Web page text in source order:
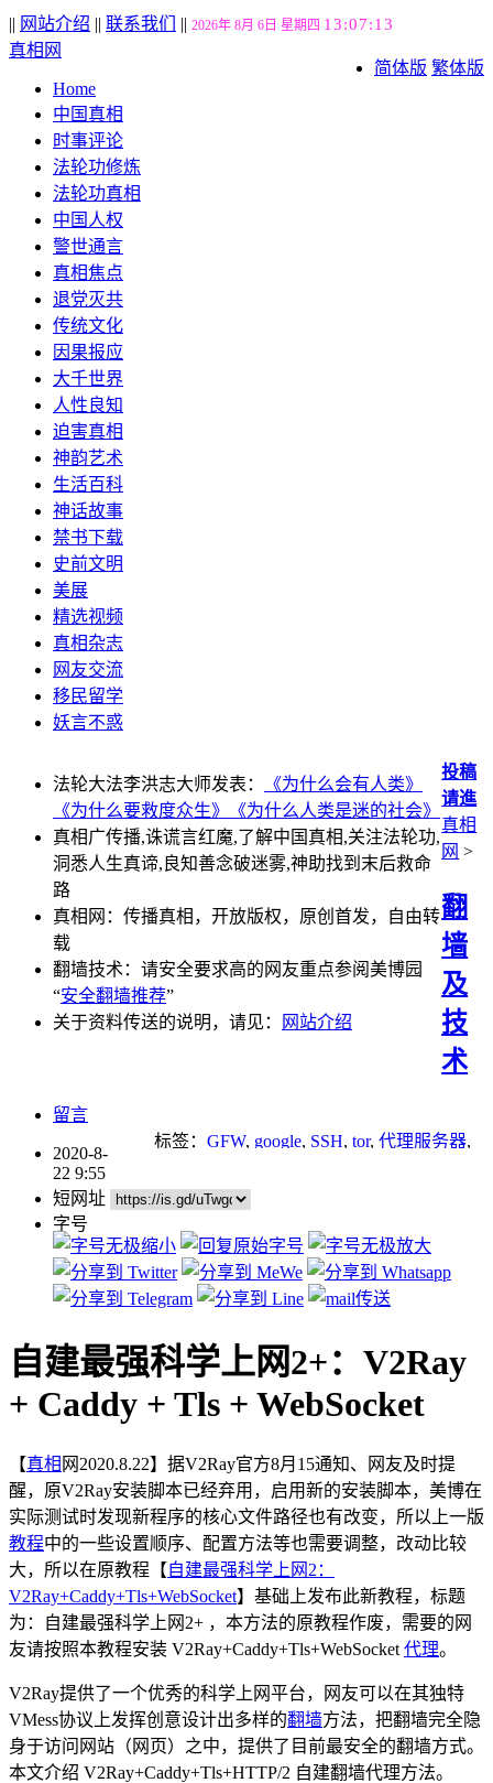
|| 网站介绍 || 联系我们 || 2026年 8月 6日 星期四 13:07:14
简体版 繁体版
真相网
Home
中国真相
时事评论
法轮功修炼
法轮功真相
中国人权
警世通言
真相焦点
退党灭共
传统文化
因果报应
大千世界
人性良知
迫害真相
神韵艺术
生活百科
神话故事
禁书下载
史前文明
美展
精选视频
真相杂志
网友交流
移民留学
妖言不惑
法轮大法李洪志大师发表：
《为什么会有人类》
《为什么要救度众生》
《为什么人类是迷的社会》
真相广传播,诛谎言红魔,了解中国真相,关注法轮功,
洞悉人生真谛,良知善念破迷雾,神助找到末后救命
路
真相网：传播真相，开放版权，原创首发，自由转
载
翻墙技术：请安全要求高的网友重点参阅美博园
“安全翻墙推荐”
关于资料传送的说明，请见：
网站介绍
投稿
请進
真相
网 >
翻
墙
及
技
术
留言
标签： GFW, google, SSH, tor, 代理服务器,
2020-8-
22 9:55
短网址
字号
自建最强科学上网2+：V2Ray
+ Caddy + Tls + WebSocket
【真相 网2020.8.22】据V2Ray官方8月15通知、网友及时提
醒，原V2Ray安装脚本已经弃用，启用新的安装脚本，美博在
实际测试时发现新程序的核心文件路径也有改变，所以上一版
教程中的一些设置顺序、配置方法等也需要调整，改动比较
大，所以在原教程【自建最强科学上网2：
V2Ray+Caddy+Tls+WebSocket】基础上发布此新教程，标题
为：自建最强科学上网2+ ，本方法的原教程作废，需要的网
友请按照本教程安装 V2Ray+Caddy+Tls+WebSocket 代理。
V2Ray提供了一个优秀的科学上网平台，网友可以在其独特
VMess协议上发挥创意设计出多样的翻墙方法，把翻墙完全隐
身于访问网站（网页）之中，提供了目前最安全的翻墙方式。
本文介绍 V2Ray+Caddy+Tls+HTTP/2 自建翻墙代理方法。